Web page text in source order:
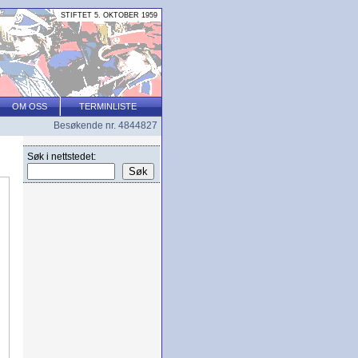
STIFTET 5. OKTOBER 1959
OM OSS TERMINLISTE
Besøkende nr. 4844827
Søk i nettstedet: